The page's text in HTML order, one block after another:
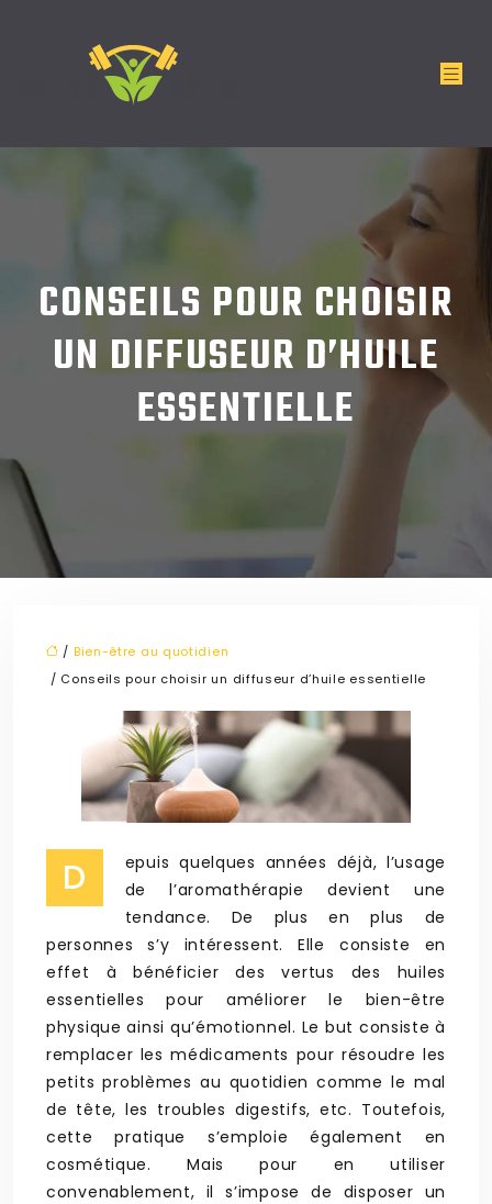
CONSEILS POUR CHOISIR
UN DIFFUSEUR D’HUILE
ESSENTIELLE
/ Bien-être au quotidien
/ Conseils pour choisir un diffuseur d’huile essentielle
D
epuis quelques années déjà, l’usage
de l’aromathérapie devient une
tendance. De plus en plus de
personnes s’y intéressent. Elle consiste en
effet à bénéficier des vertus des huiles
essentielles pour améliorer le bien-être
physique ainsi qu’émotionnel. Le but consiste à
remplacer les médicaments pour résoudre les
petits problèmes au quotidien comme le mal
de tête, les troubles digestifs, etc. Toutefois,
cette pratique s’emploie également en
cosmétique. Mais pour en utiliser
convenablement, il s’impose de disposer un